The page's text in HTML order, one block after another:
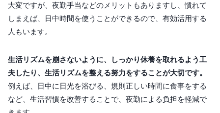
大変ですが、夜勤手当などのメリットもありますし、慣れて
しまえば、日中時間を使うことができるので、有効活用する
人もいます。
生活リズムを崩さないように、しっかり休養を取れるよう工
夫したり、生活リズムを整える努力をすることが大切です。
例えば、日中に日光を浴びる、規則正しい時間に食事をする
など、生活習慣を改善することで、夜勤による負担を軽減で